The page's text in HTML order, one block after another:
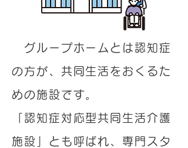
グループホームとは認知症
の方が、共同生活をおくるた
めの施設です。
「認知症対応型共同生活介護
施設」とも呼ばれ、専門スタ